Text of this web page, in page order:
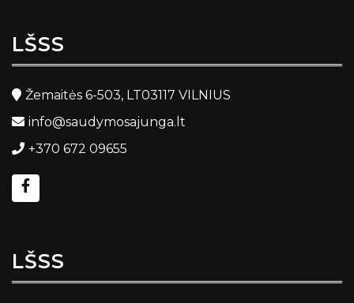
LŠSS
Žemaitės 6-503, LT03117 VILNIUS
info@saudymosajunga.lt
+370 672 09655
LŠSS